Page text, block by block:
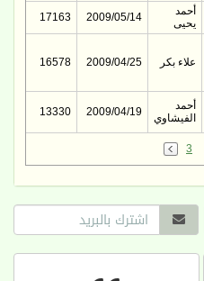
أحمد
يحيى
2009/05/14
17163
علاء بكر 2009/04/25
16578
أحمد
الفيشاوي
2009/04/19
13330
3